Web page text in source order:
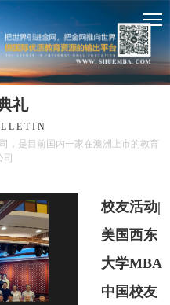
礼
，是目前国内一家在澳洲上市的教育
司
校友活动|
美国西东
大学MBA
中国校友